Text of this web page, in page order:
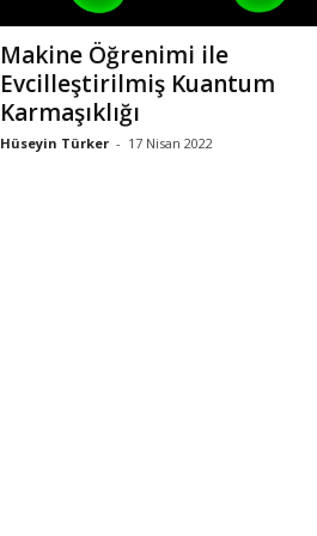
Makine Öğrenimi ile
Evcilleştirilmiş Kuantum
Karmaşıklığı
Hüseyin Türker - 17 Nisan 2022